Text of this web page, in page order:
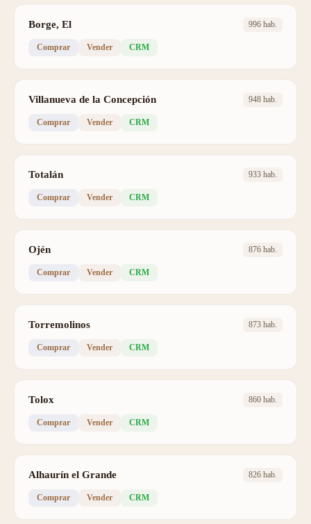
Borge, El 996 hab.
Comprar Vender CRM
Villanueva de la Concepción 948 hab.
Comprar Vender CRM
Totalán 933 hab.
Comprar Vender CRM
Ojén 876 hab.
Comprar Vender CRM
Torremolinos 873 hab.
Comprar Vender CRM
Tolox 860 hab.
Comprar Vender CRM
Alhaurín el Grande 826 hab.
Comprar Vender CRM